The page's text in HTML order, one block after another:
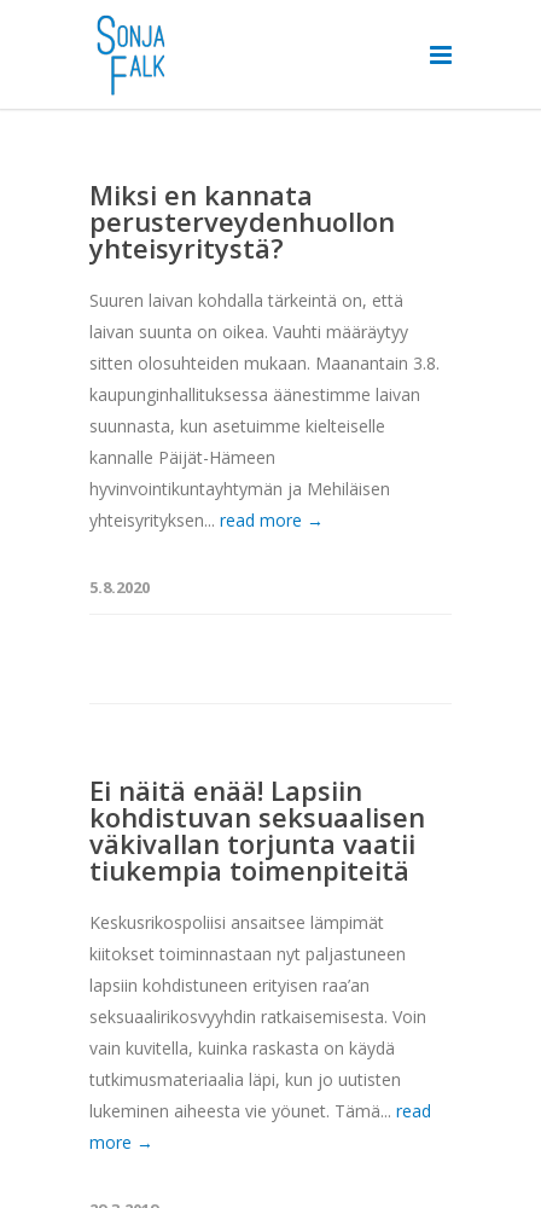
Miksi en kannata
perusterveydenhuollon
yhteisyritystä?
Suuren laivan kohdalla tärkeintä on, että
laivan suunta on oikea. Vauhti määräytyy
sitten olosuhteiden mukaan. Maanantain 3.8.
kaupunginhallituksessa äänestimme laivan
suunnasta, kun asetuimme kielteiselle
kannalle Päijät-Hämeen
hyvinvointikuntayhtymän ja Mehiläisen
yhteisyrityksen... read more →
5.8.2020
Ei näitä enää! Lapsiin
kohdistuvan seksuaalisen
väkivallan torjunta vaatii
tiukempia toimenpiteitä
Keskusrikospoliisi ansaitsee lämpimät
kiitokset toiminnastaan nyt paljastuneen
lapsiin kohdistuneen erityisen raa’an
seksuaalirikosvyyhdin ratkaisemisesta. Voin
vain kuvitella, kuinka raskasta on käydä
tutkimusmateriaalia läpi, kun jo uutisten
lukeminen aiheesta vie yöunet. Tämä... read
more →